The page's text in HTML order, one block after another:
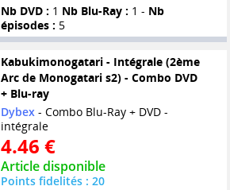
Nb DVD : 1 Nb Blu-Ray : 1 - Nb
épisodes : 5
Kabukimonogatari - Intégrale (2ème
Arc de Monogatari s2) - Combo DVD
+ Blu-ray
Dybex- Combo Blu-Ray + DVD -
intégrale
4.46 €
Article disponible
Points fidelités : 20